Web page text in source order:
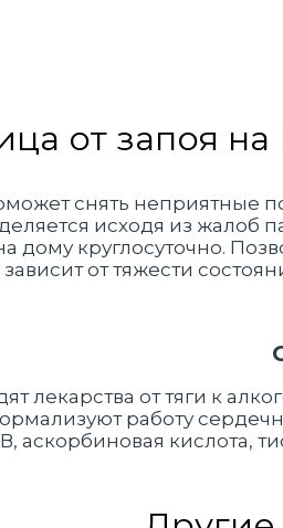
от запоя
снять неприятные
исходя из жалоб
дому круглосуточно.
от тяжести
лекарства от тяги к
работу
аскорбиновая кислота,